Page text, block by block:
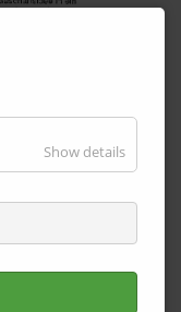
Show details